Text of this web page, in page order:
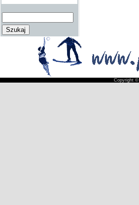
Copyright ©